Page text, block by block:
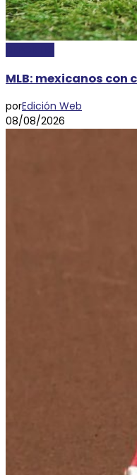
MLB: mexicanos
porEdición Web
08/08/2026